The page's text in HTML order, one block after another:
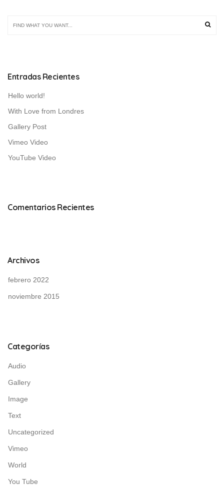
Entradas Recientes
Hello world!
With Love from Londres
Gallery Post
Vimeo Video
YouTube Video
Comentarios Recientes
Archivos
febrero 2022
noviembre 2015
Categorías
Audio
Gallery
Image
Text
Uncategorized
Vimeo
World
You Tube